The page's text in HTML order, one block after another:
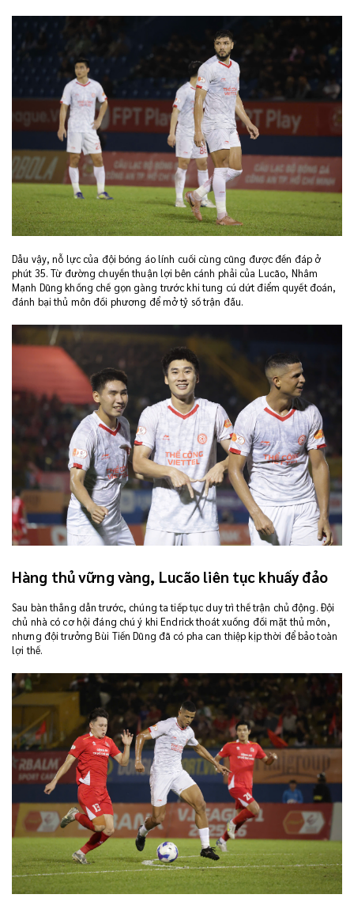
Dẫu vậy, nỗ lực của đội bóng áo lính cuối cùng cũng được đền đáp ở
phút 35. Từ đường chuyền thuận lợi bên cánh phải của Lucão, Nhâm
Mạnh Dũng khống chế gọn gàng trước khi tung cú dứt điểm quyết đoán,
đánh bại thủ môn đối phương để mở tỷ số trận đấu.
Hàng thủ vững vàng, Lucão liên tục khuấy đảo
Sau bàn thắng dẫn trước, chúng ta tiếp tục duy trì thế trận chủ động. Đội
chủ nhà có cơ hội đáng chú ý khi Endrick thoát xuống đối mặt thủ môn,
nhưng đội trưởng Bùi Tiến Dũng đã có pha can thiệp kịp thời để bảo toàn
lợi thế.